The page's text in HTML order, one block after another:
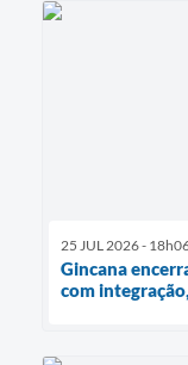
25 JUL 2026 -
Gincana
com